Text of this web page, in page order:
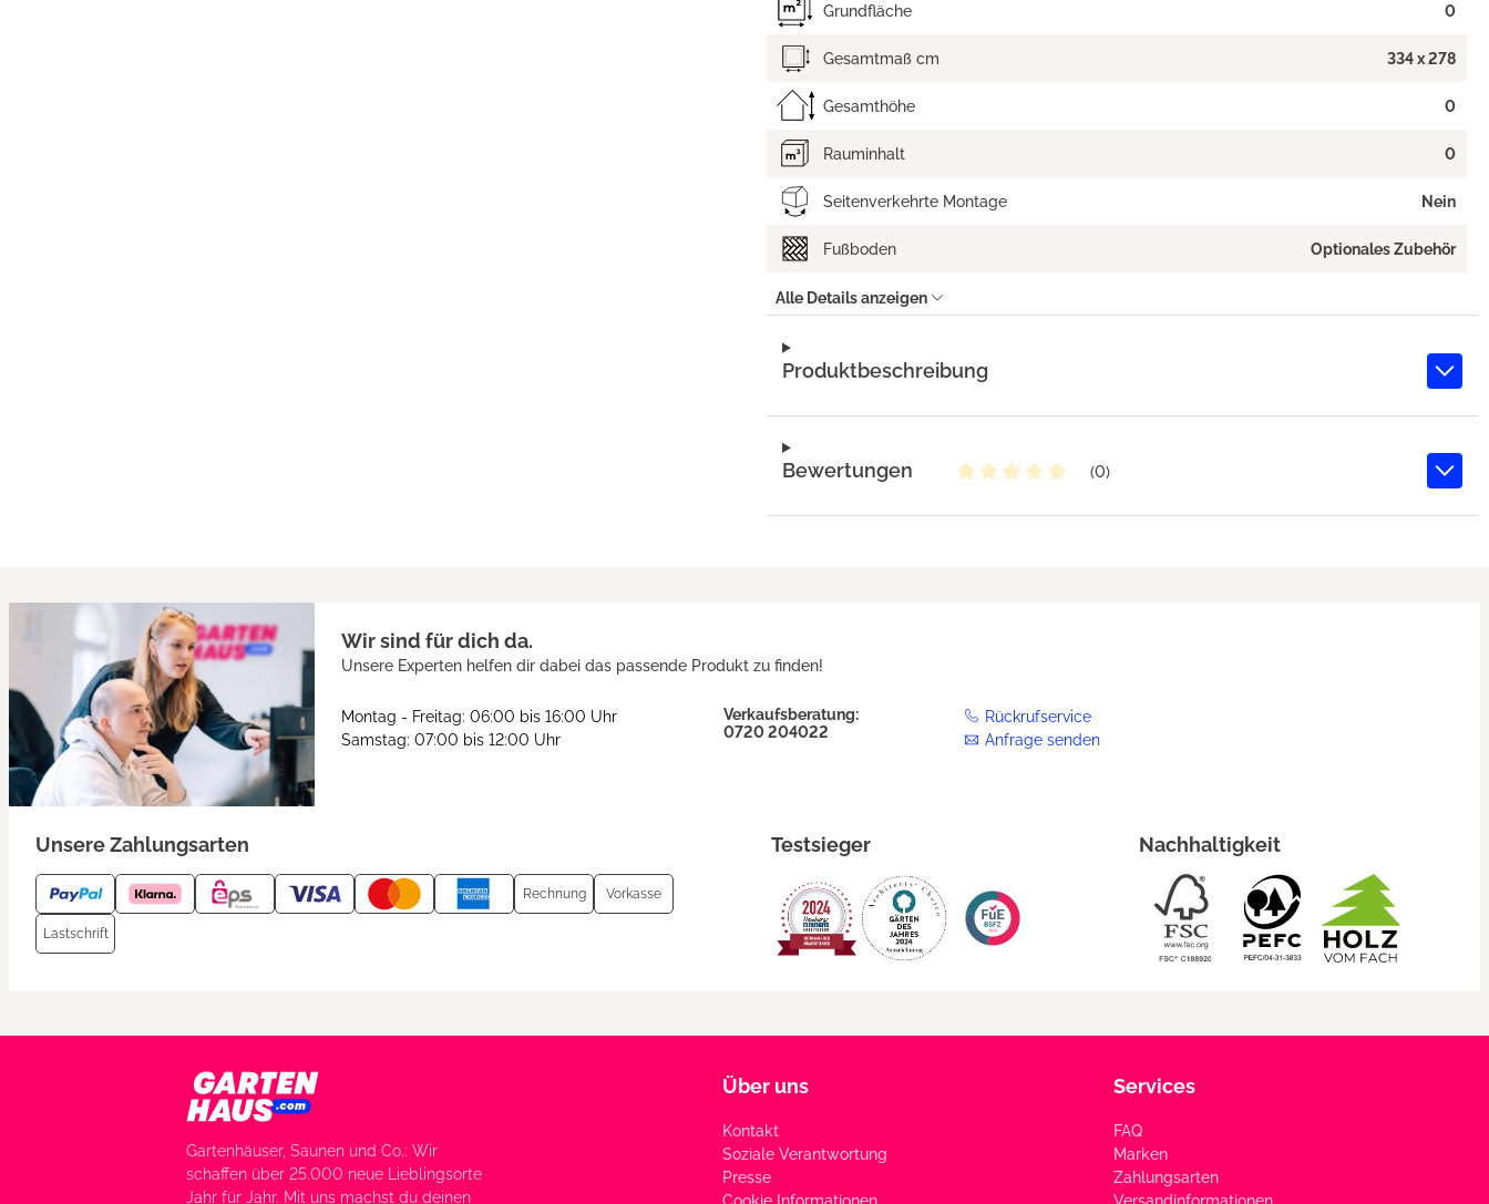
Produktbeschreibung
Bewertungen
(0)
Grundfläche 0
Gesamtmaß cm 334 x 278
Gesamthöhe 0
Rauminhalt 0
Seitenverkehrte Montage Nein
Fußboden Optionales Zubehör
Alle Details anzeigen
Wir sind für dich da.
Unsere Experten helfen dir dabei das passende Produkt zu finden!
Montag - Freitag: 06:00 bis 16:00 Uhr
Samstag: 07:00 bis 12:00 Uhr
Verkaufsberatung:
0720 204022
Rückrufservice
Anfrage senden
Unsere Zahlungsarten
Rechnung Vorkasse
Lastschrift
Testsieger Nachhaltigkeit
Gartenhäuser, Saunen und Co.: Wir
schaffen über 25.000 neue Lieblingsorte
Jahr für Jahr. Mit uns machst du deinen
Über uns
Kontakt
Soziale Verantwortung
Presse
Services
FAQ
Marken
Zahlungsarten